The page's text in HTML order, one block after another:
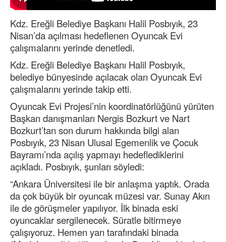
Kdz. Ereğli Belediye Başkanı Halil Posbıyık, 23
Nisan’da açılması hedeflenen Oyuncak Evi
çalışmalarını yerinde denetledi.
Kdz. Ereğli Belediye Başkanı Halil Posbıyık,
belediye bünyesinde açılacak olan Oyuncak Evi
çalışmalarını yerinde takip etti.
Oyuncak Evi Projesi’nin koordinatörlüğünü yürüten
Başkan danışmanları Nergis Bozkurt ve Nart
Bozkurt’tan son durum hakkında bilgi alan
Posbıyık, 23 Nisan Ulusal Egemenlik ve Çocuk
Bayramı’nda açılış yapmayı hedeflediklerini
açıkladı. Posbıyık, şunları söyledi:
“Ankara Üniversitesi ile bir anlaşma yaptık. Orada
da çok büyük bir oyuncak müzesi var. Sunay Akın
ile de görüşmeler yapılıyor. İlk binada eski
oyuncaklar sergilenecek. Süratle bitirmeye
çalışıyoruz. Hemen yan tarafındaki binada